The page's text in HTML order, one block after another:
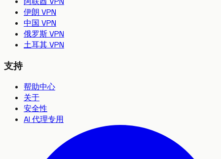
伊朗 VPN
中国 VPN
俄罗斯 VPN
土耳其 VPN
支持
帮助中心
关于
安全性
AI 代理专用